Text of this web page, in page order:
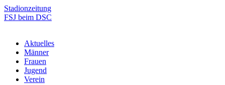
Zum
Inhalt
Stadionzeitung
FSJ beim DSC
Aktuelles
Männer
Frauen
Jugend
Verein